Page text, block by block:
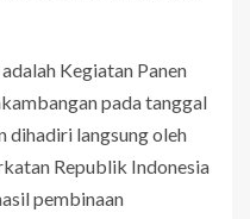
Kegiatan Panen
pada tanggal
dihadiri langsung oleh
Republik Indonesia
pembinaan